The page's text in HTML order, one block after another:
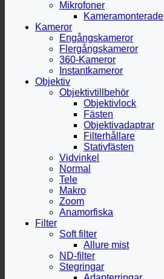
Mikrofoner
Kameramonterade
Kameror
Engångskameror
Flergångskameror
360-Kameror
Instantkameror
Objektiv
Objektivtillbehör
Objektivlock
Fästen
Objektivadaptrar
Filterhållare
Stativfästen
Vidvinkel
Normal
Tele
Makro
Zoom
Anamorfiska
Filter
Soft filter
Allure mist
ND-filter
Stegringar